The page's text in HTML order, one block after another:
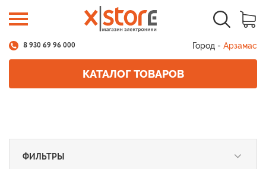
8 930 69 96 000 Город - Арзамас
КАТАЛОГ ТОВАРОВ
ФИЛЬТРЫ